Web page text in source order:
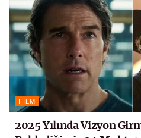
FILM
2025 Yılında Vizyon